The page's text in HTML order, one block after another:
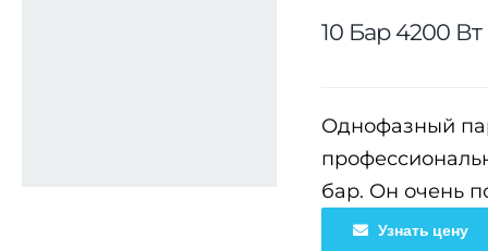
10 Бар 4200 Вт
Однофазный
бар. Он очень
Узнать цену